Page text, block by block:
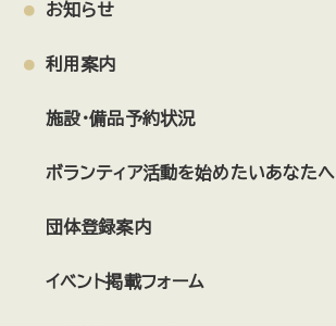
お知らせ
利用案内
施設・備品予約状況
ボランティア活動を始めたいあなたへ
団体登録案内
イベント掲載フォーム